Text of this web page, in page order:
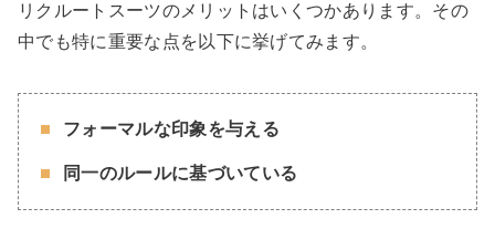
リクルートスーツのメリットはいくつかあります。その
中でも特に重要な点を以下に挙げてみます。
フォーマルな印象を与える
同一のルールに基づいている